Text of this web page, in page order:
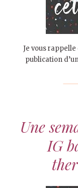
Je vous
publication
Une
IG